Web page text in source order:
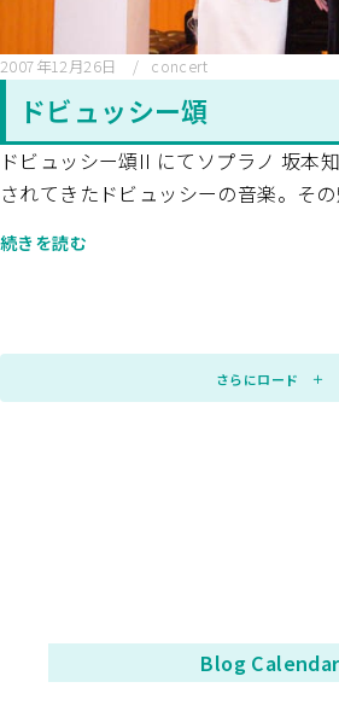
2007年12月26日 concert
ドビュッシー頌
ドビュッシー頌II にてソプラノ 坂本
されてきたドビュッシーの音楽。そ
続きを読む
さらにロード
Blog Calendar